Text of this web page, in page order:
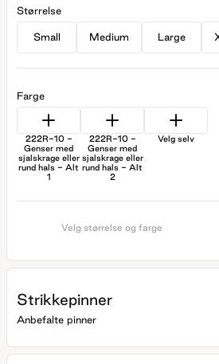
Størrelse
Small Medium Large
Farge
222R-10 -
Genser med
sjalskrage eller
rund hals - Alt
1
222R-10 -
Genser med
sjalskrage eller
rund hals - Alt
2
Velg selv
Velg størrelse og farge
Strikkepinner
Anbefalte pinner